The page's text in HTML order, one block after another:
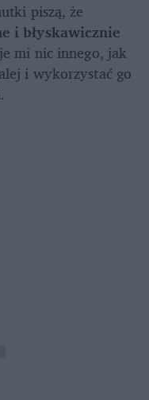
piszą, że
i błyskawicznie
mi nic innego, jak
i wykorzystać go